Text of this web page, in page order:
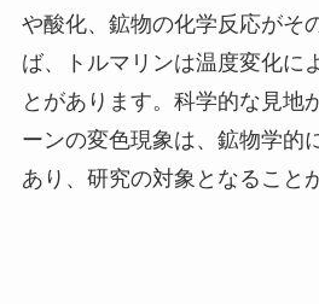
や酸化、鉱物の化学反応がそ
ば、トルマリンは温度変化に
とがあります。科学的な見地
ーンの変色現象は、鉱物学的
あり、研究の対象となること